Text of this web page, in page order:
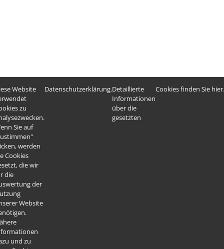
Weitere laden
Website
zu
Sie auf
werden
Cookies
die wir
die
der
Website
und zu
Datenschutzerklärung.Detaillierte
Informationen
über die
gesetzten
Cookies finden Sie